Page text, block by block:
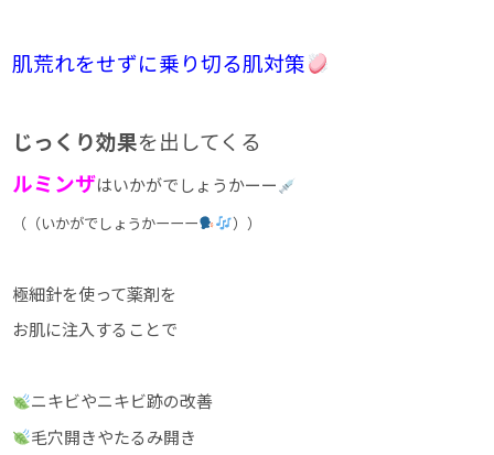
肌荒れをせずに乗り切る肌対策
じっくり効果を出してくる
ルミンザはいかがでしょうかーー
（（いかがでしょうかーーー ））
極細針を使って薬剤を
お肌に注入することで
ニキビやニキビ跡の改善
毛穴開きやたるみ開き